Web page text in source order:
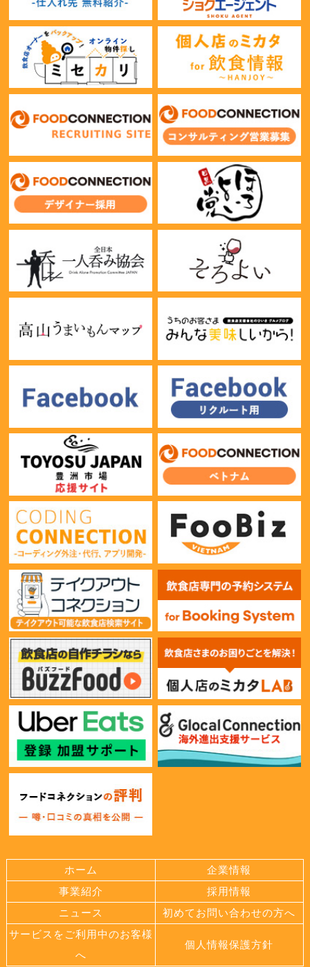
ホーム
企業情報
事業紹介
採用情報
ニュース
初めてお問い合わせの方へ
サービスをご利用中のお客様
へ
個人情報保護方針